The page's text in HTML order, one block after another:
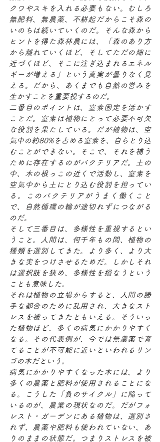
クワやスキを入れる必要もない。むしろ
無肥料、無農薬、不耕起だからこそ森の
いのちは続いていくのだ。そんな森から
ヒントを得た森林農には、「森のあり方
から離れていくほど、そしてただの畑に
近づくほど、そこに注ぎ込まれるエネル
ギーが増える」という真実が曇りなく見
える。だから、あくまでも自然の営みを
生かすことを重要視するのだ。
二番目のポイントは、窒素固定を活かす
ことだ。窒素は植物にとって必要不可欠
な役割を果たしている。だが植物は、空
気中の約80%を占める窒素を、自らとり込
むことができない。そこで、それを補う
ために存在するのがバクテリアだ。土の
中、木の根っこの近くで活動し、窒素を
空気中から土にとり込む役割を担ってい
る。このバクテリアがうまく働くこと
で、自然循環の輪が途切れずにつながる
のだ。
そして三番目は、多様性を重視するとい
うこと。人間は、何千年もの間、植物の
種類を選別してきた。より多く、より大
きな実をつけさせるためだ。しかしそれ
は選択肢を狭め、多様性を損なうという
ことも意味した。
それは植物の立場からすると、人間の勝
手な都合のために乱用され、大きなスト
レスを被ってきたともいえる。そういっ
た植物ほど、多くの病気にかかりやすく
なる。その代表例が、今では無農薬で育
てることが不可能に近いといわれるリン
ゴの木だという。
病気にかかりやすくなった木には、より
多くの農薬と肥料が使用されることにな
る。こうした「負のサイクル」に陥って
いるのが、農業の現状なのだ。だがフォ
レスト・ガーデンにある植物は、選別さ
れず、農薬や肥料も使われていない、あ
りのままの状態だ。つまりストレスを被